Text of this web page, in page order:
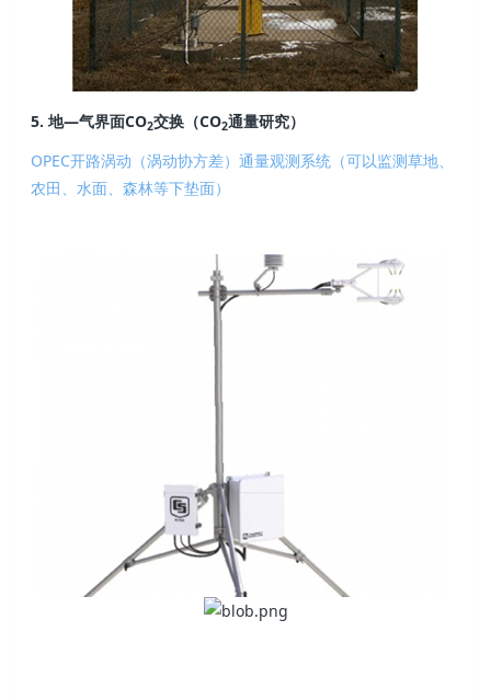
5. 地—气界面CO2交换（CO2通量研究）
OPEC开路涡动（涡动协方差）通量观测系统（可以监测草地、
农田、水面、森林等下垫面）